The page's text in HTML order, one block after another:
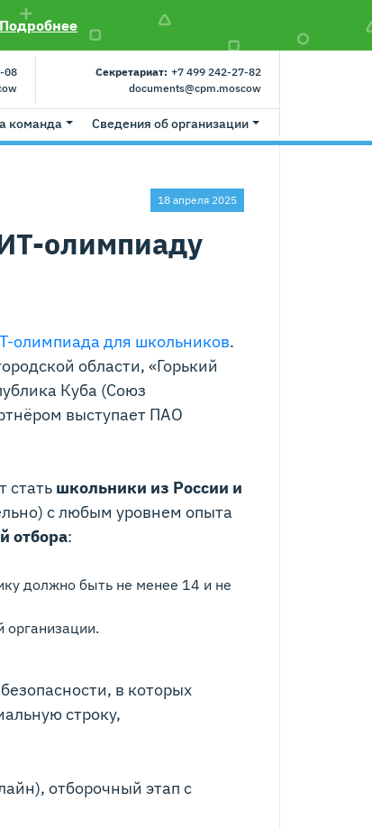
Подробнее
08
Секретариат: +7 499 242-27-82
documents@cpm.moscow
команда Сведения об организации
18 апреля 2025
олимпиаду
олимпиада для школьников.
области, «Горький
Куба (Союз
выступает ПАО
стать школьники из России и
с любым уровнем опыта
отбора:
должно быть не менее 14 и не
организации.
в которых
строку,
отборочный этап с